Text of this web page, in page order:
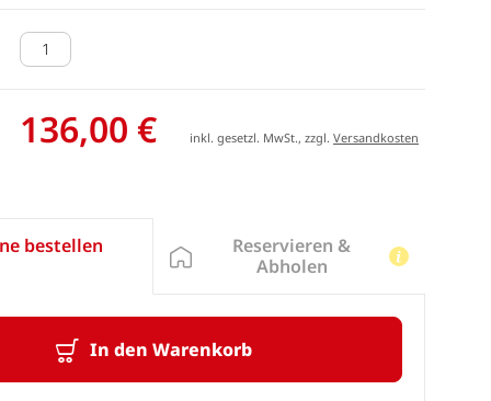
136,00 € inkl. gesetzl. MwSt., zzgl.Versandkosten
bestellen
In den Warenkorb
Reservieren &
Abholen